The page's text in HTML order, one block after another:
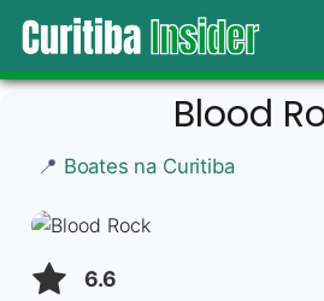
Blood
📍 Boates na Curitiba
6.6